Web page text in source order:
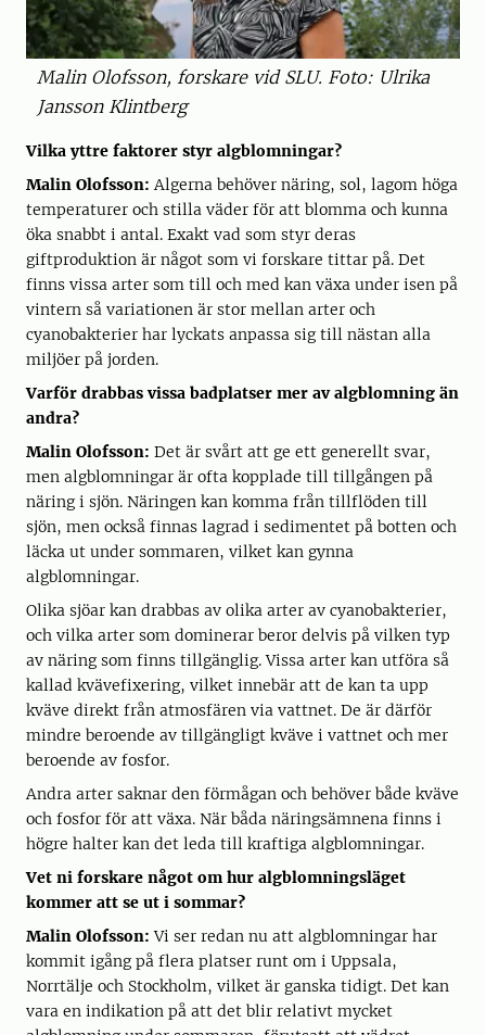
Malin Olofsson, forskare vid SLU. Foto: Ulrika
Jansson Klintberg
Vilka yttre faktorer styr algblomningar?
Malin Olofsson: Algerna behöver näring, sol, lagom höga
temperaturer och stilla väder för att blomma och kunna
öka snabbt i antal. Exakt vad som styr deras
giftproduktion är något som vi forskare tittar på. Det
finns vissa arter som till och med kan växa under isen på
vintern så variationen är stor mellan arter och
cyanobakterier har lyckats anpassa sig till nästan alla
miljöer på jorden.
Varför drabbas vissa badplatser mer av algblomning än
andra?
Malin Olofsson: Det är svårt att ge ett generellt svar,
men algblomningar är ofta kopplade till tillgången på
näring i sjön. Näringen kan komma från tillflöden till
sjön, men också finnas lagrad i sedimentet på botten och
läcka ut under sommaren, vilket kan gynna
algblomningar.
Olika sjöar kan drabbas av olika arter av cyanobakterier,
och vilka arter som dominerar beror delvis på vilken typ
av näring som finns tillgänglig. Vissa arter kan utföra så
kallad kvävefixering, vilket innebär att de kan ta upp
kväve direkt från atmosfären via vattnet. De är därför
mindre beroende av tillgängligt kväve i vattnet och mer
beroende av fosfor.
Andra arter saknar den förmågan och behöver både kväve
och fosfor för att växa. När båda näringsämnena finns i
högre halter kan det leda till kraftiga algblomningar.
Vet ni forskare något om hur algblomningsläget
kommer att se ut i sommar?
Malin Olofsson: Vi ser redan nu att algblomningar har
kommit igång på flera platser runt om i Uppsala,
Norrtälje och Stockholm, vilket är ganska tidigt. Det kan
vara en indikation på att det blir relativt mycket